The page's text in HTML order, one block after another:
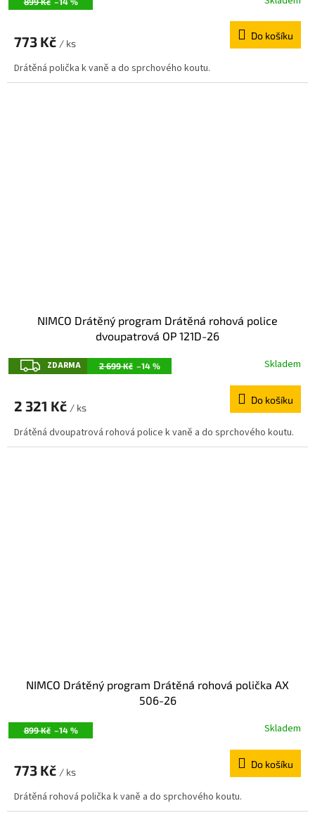
773 Kč / ks
Do košíku
Drátěná polička k vaně a do sprchového koutu.
Z
A
R
M
ZDARMA 2 699 Kč –14 %
NIMCO Drátěný program Drátěná rohová police
dvoupatrová OP 121D-26
Skladem
2 321 Kč / ks
Do košíku
Drátěná dvoupatrová rohová police k vaně a do sprchového koutu.
899 Kč –14 %
NIMCO Drátěný program Drátěná rohová polička AX
506-26
Skladem
773 Kč / ks
Do košíku
Drátěná rohová polička k vaně a do sprchového koutu.